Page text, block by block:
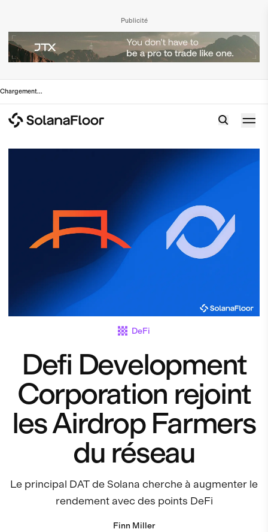
Publicité
Chargement...
DeFi
Defi Development
Corporation rejoint
les Airdrop Farmers
du réseau
Le principal DAT de Solana cherche à augmenter le
rendement avec des points DeFi
Finn Miller